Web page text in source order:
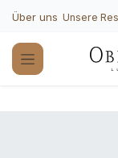
Zum Inhalt springen
Über uns Unsere